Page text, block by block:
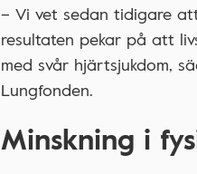
– Vi vet sedan tidigare
resultaten pekar på att
med svår hjärtsjukdom,
Lungfonden.
Minskning i